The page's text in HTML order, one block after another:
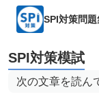
SPI対策問題
SPI対策模試
次の文章を読ん